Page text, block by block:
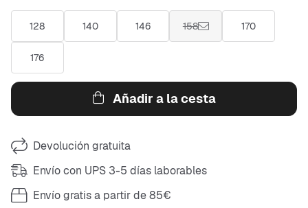
128 140 146 158 170
176
Añadir a la cesta
Devolución gratuita
Envío con UPS 3-5 días laborables
Envío gratis a partir de 85€